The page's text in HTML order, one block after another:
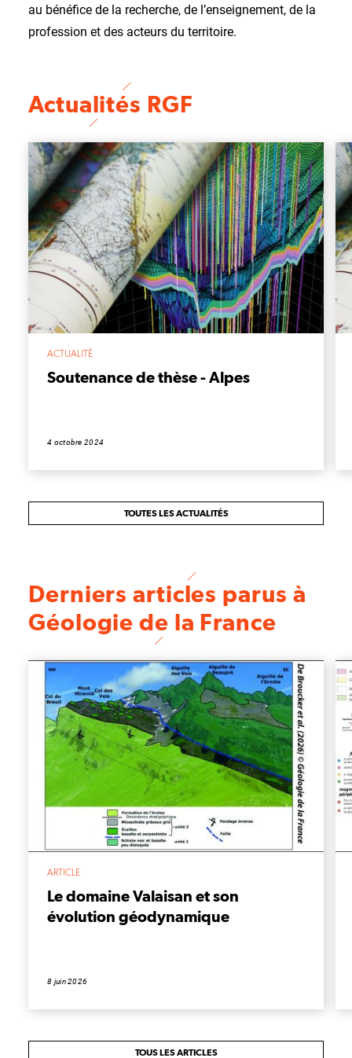
au bénéfice de la recherche, de l’enseignement, de la
profession et des acteurs du territoire.
Actualités RGF
ACTUALITÉ
Soutenance de thèse - Alpes
4 octobre 2024
TOUTES LES ACTUALITÉS
Derniers articles parus à
Géologie de la France
ARTICLE
Le domaine Valaisan et son
évolution géodynamique
8 juin 2026
TOUS LES ARTICLES